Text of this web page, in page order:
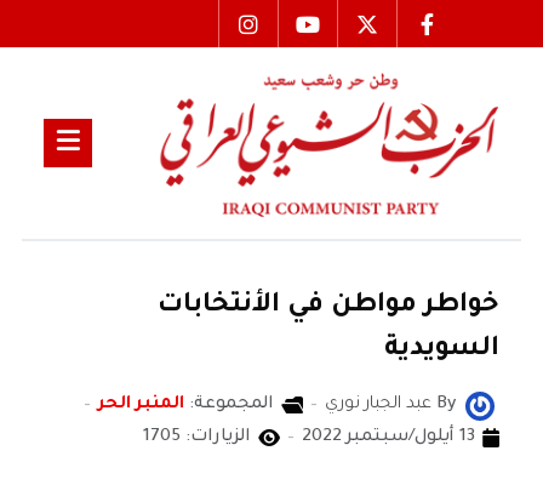
خواطر مواطن في الأنتخابات
السويدية
By عبد الجبار نوري المجموعة: المنبر الحر
13 أيلول/سبتمبر 2022
الزيارات: 1705